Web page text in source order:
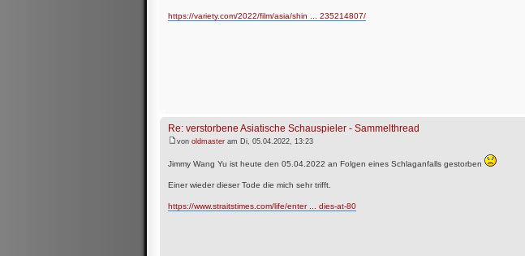
https://variety.com/2022/film/asia/shin ... 235214807/
Re: verstorbene Asiatische Schauspieler - Sammelthread
von oldmaster am Di, 05.04.2022, 13:23
Jimmy Wang Yu ist heute den 05.04.2022 an Folgen eines Schlaganfalls gestorben
Einer wieder dieser Tode die mich sehr trifft.
https://www.straitstimes.com/life/enter ... dies-at-80